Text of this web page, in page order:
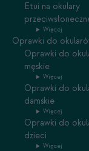
Etui na okulary
Więcej
Oprawki do
Oprawki do
męskie
Więcej
Oprawki do
damskie
Więcej
Oprawki do
dzieci
Więcej